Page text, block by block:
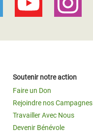
Soutenir notre action
Faire un Don
Rejoindre nos Campagnes
Travailler Avec Nous
Devenir Bénévole